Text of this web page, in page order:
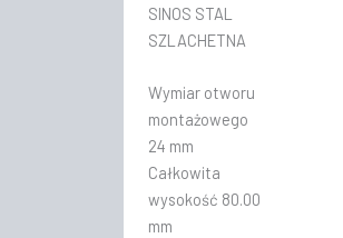
SINOS STAL
SZLACHETNA
Wymiar otworu
montażowego
24 mm
Całkowita
wysokość 80.00
mm